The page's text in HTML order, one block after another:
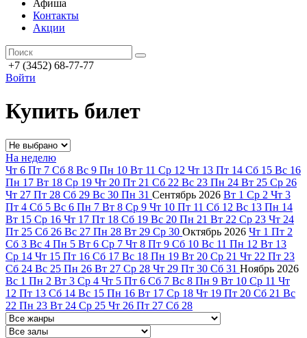
Афиша
Контакты
Акции
+7 (3452) 68-77-77
Войти
Купить билет
На неделю
Чт 6 Пт 7 Сб 8 Вс 9 Пн 10 Вт 11 Ср 12 Чт 13 Пт 14 Сб 15 Вс 16
Пн 17 Вт 18 Ср 19 Чт 20 Пт 21 Сб 22 Вс 23 Пн 24 Вт 25 Ср 26
Чт 27 Пт 28 Сб 29 Вс 30 Пн 31 Сентябрь 2026 Вт 1 Ср 2 Чт 3
Пт 4 Сб 5 Вс 6 Пн 7 Вт 8 Ср 9 Чт 10 Пт 11 Сб 12 Вс 13 Пн 14
Вт 15 Ср 16 Чт 17 Пт 18 Сб 19 Вс 20 Пн 21 Вт 22 Ср 23 Чт 24
Пт 25 Сб 26 Вс 27 Пн 28 Вт 29 Ср 30 Октябрь 2026 Чт 1 Пт 2
Сб 3 Вс 4 Пн 5 Вт 6 Ср 7 Чт 8 Пт 9 Сб 10 Вс 11 Пн 12 Вт 13
Ср 14 Чт 15 Пт 16 Сб 17 Вс 18 Пн 19 Вт 20 Ср 21 Чт 22 Пт 23
Сб 24 Вс 25 Пн 26 Вт 27 Ср 28 Чт 29 Пт 30 Сб 31 Ноябрь 2026
Вс 1 Пн 2 Вт 3 Ср 4 Чт 5 Пт 6 Сб 7 Вс 8 Пн 9 Вт 10 Ср 11 Чт
12 Пт 13 Сб 14 Вс 15 Пн 16 Вт 17 Ср 18 Чт 19 Пт 20 Сб 21 Вс
22 Пн 23 Вт 24 Ср 25 Чт 26 Пт 27 Сб 28